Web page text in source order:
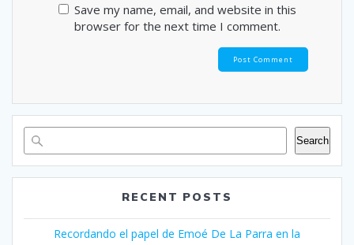
Save my name, email, and website in this
browser for the next time I comment.
Search
RECENT POSTS
Recordando el papel de Emoé De La Parra en la